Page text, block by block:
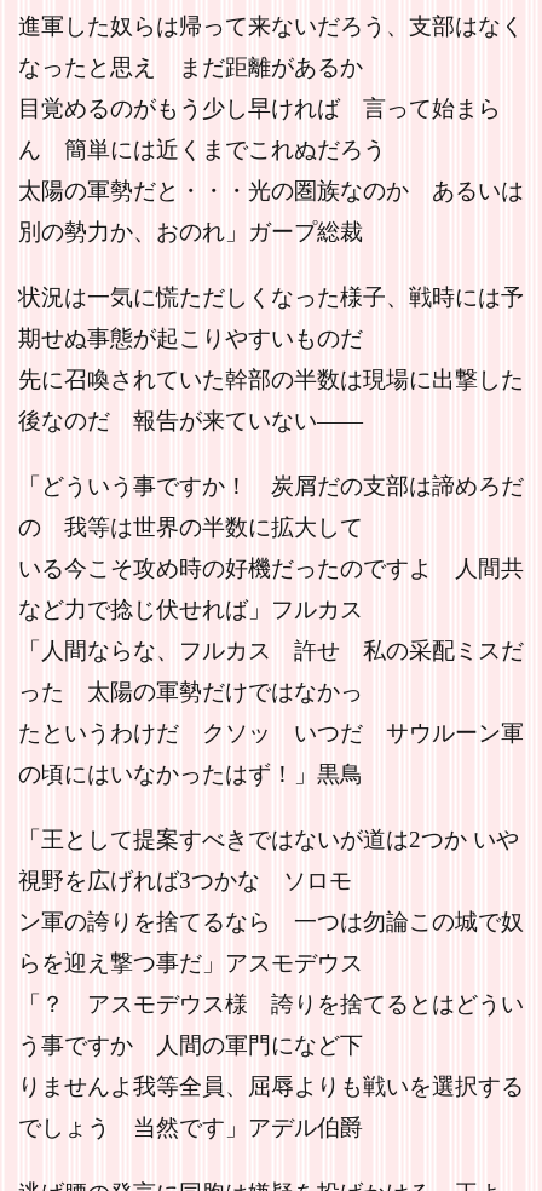
進軍した奴らは帰って来ないだろう、支部はなく
なったと思え まだ距離があるか
目覚めるのがもう少し早ければ 言って始まら
ん 簡単には近くまでこれぬだろう
太陽の軍勢だと・・・光の圏族なのか あるいは
別の勢力か、おのれ」ガープ総裁
状況は一気に慌ただしくなった様子、戦時には予
期せぬ事態が起こりやすいものだ
先に召喚されていた幹部の半数は現場に出撃した
後なのだ 報告が来ていない――
「どういう事ですか！ 炭屑だの支部は諦めろだ
の 我等は世界の半数に拡大して
いる今こそ攻め時の好機だったのですよ 人間共
など力で捻じ伏せれば」フルカス
「人間ならな、フルカス 許せ 私の采配ミスだ
った 太陽の軍勢だけではなかっ
たというわけだ クソッ いつだ サウルーン軍
の頃にはいなかったはず！」黒鳥
「王として提案すべきではないが道は2つか いや
視野を広げれば3つかな ソロモ
ン軍の誇りを捨てるなら 一つは勿論この城で奴
らを迎え撃つ事だ」アスモデウス
「？ アスモデウス様 誇りを捨てるとはどうい
う事ですか 人間の軍門になど下
りませんよ我等全員、屈辱よりも戦いを選択する
でしょう 当然です」アデル伯爵